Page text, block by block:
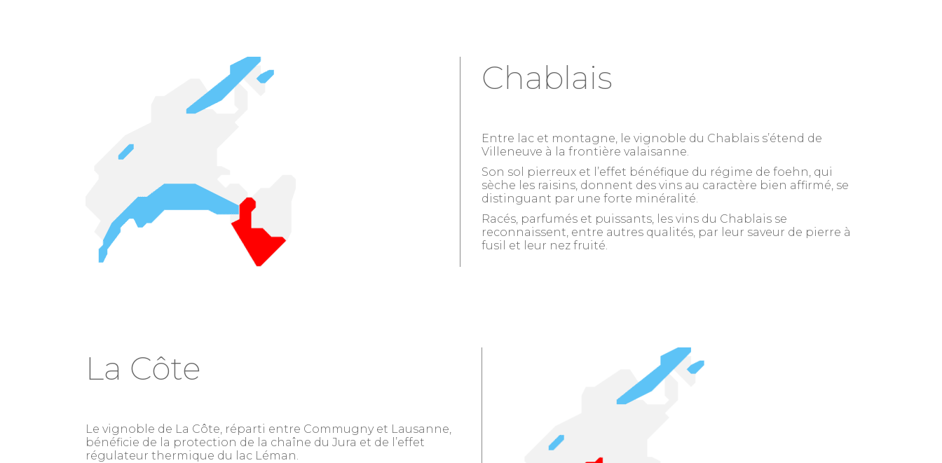
Chablais
Entre lac et montagne, le vignoble du Chablais s’étend de
Villeneuve à la frontière valaisanne.
Son sol pierreux et l’effet bénéfique du régime de foehn, qui
sèche les raisins, donnent des vins au caractère bien affirmé, se
distinguant par une forte minéralité.
Racés, parfumés et puissants, les vins du Chablais se
reconnaissent, entre autres qualités, par leur saveur de pierre à
fusil et leur nez fruité.
La Côte
Le vignoble de La Côte, réparti entre Commugny et Lausanne,
bénéficie de la protection de la chaîne du Jura et de l’effet
régulateur thermique du lac Léman.